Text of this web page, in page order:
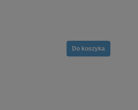
Do koszyka